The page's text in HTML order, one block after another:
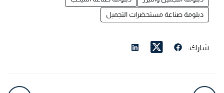
دبلومة صناعة مستحضرات التجميل
شارك: